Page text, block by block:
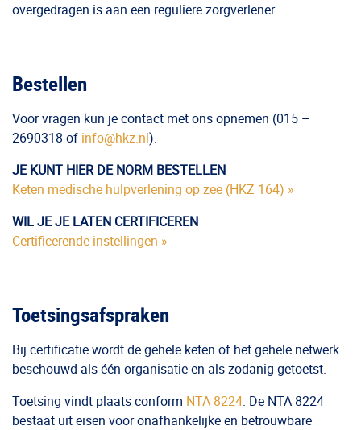
overgedragen is aan een reguliere zorgverlener.
Bestellen
Voor vragen kun je contact met ons opnemen (015 –
2690318 of info@hkz.nl).
JE KUNT HIER DE NORM BESTELLEN
Keten medische hulpverlening op zee (HKZ 164) »
WIL JE JE LATEN CERTIFICEREN
Certificerende instellingen »
Toetsingsafspraken
Bij certificatie wordt de gehele keten of het gehele netwerk
beschouwd als één organisatie en als zodanig getoetst.
Toetsing vindt plaats conform NTA 8224. De NTA 8224
bestaat uit eisen voor onafhankelijke en betrouwbare